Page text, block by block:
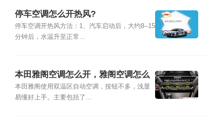
停车空调怎么开热风?
停车空调开热风方法：1、汽车启动后，大约8--15
分钟后，水温升至正常...
本田雅阁空调怎么开，雅阁空调怎么
开热风
本田雅阁使用双温区自动空调，按钮不多，浅显
易懂好上手。主要包括了...